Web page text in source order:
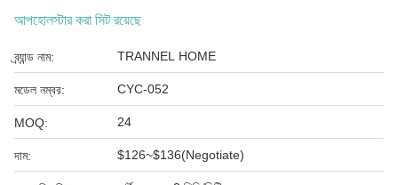
আপহোলস্টার করা সিট রয়েছে
ব্র্যান্ড নাম: TRANNEL HOME
মডেল নম্বর: CYC-052
MOQ: 24
দাম: $126~$136(Negotiate)